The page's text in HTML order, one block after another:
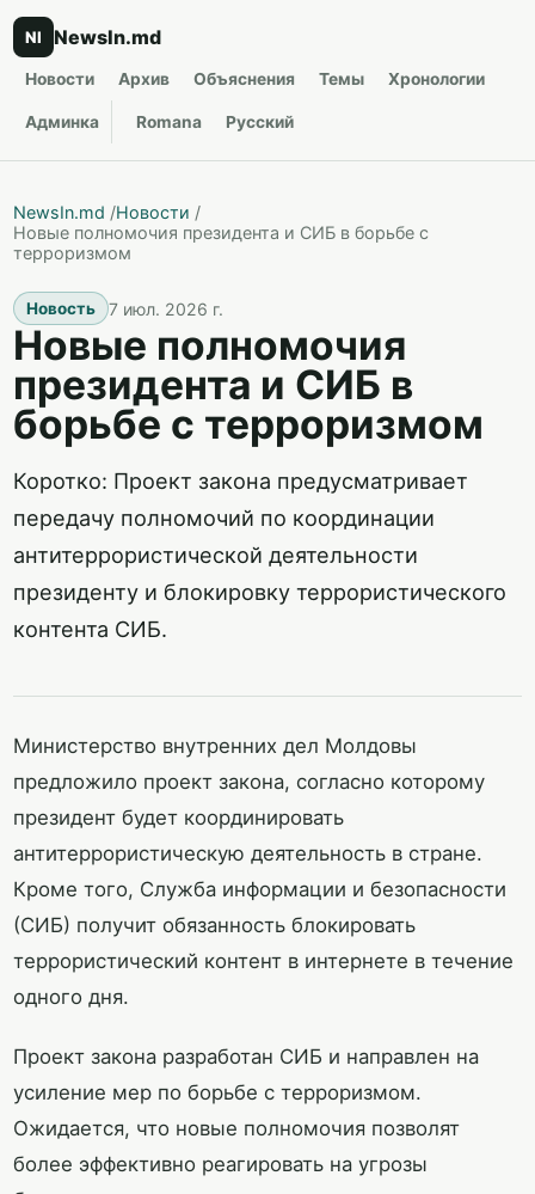
NI NewsIn.md
Новости Архив Объяснения Темы Хронологии
Админка Romana Русский
NewsIn.md /Новости /
Новые полномочия президента и СИБ в борьбе с
терроризмом
Новость 7 июл. 2026 г.
Новые полномочия
президента и СИБ в
борьбе с терроризмом
Коротко: Проект закона предусматривает
передачу полномочий по координации
антитеррористической деятельности
президенту и блокировку террористического
контента СИБ.
Министерство внутренних дел Молдовы
предложило проект закона, согласно которому
президент будет координировать
антитеррористическую деятельность в стране.
Кроме того, Служба информации и безопасности
(СИБ) получит обязанность блокировать
террористический контент в интернете в течение
одного дня.
Проект закона разработан СИБ и направлен на
усиление мер по борьбе с терроризмом.
Ожидается, что новые полномочия позволят
более эффективно реагировать на угрозы